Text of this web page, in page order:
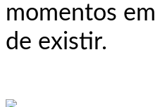
momentos
de existir.